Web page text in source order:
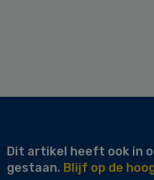
Dit artikel heeft ook in
gestaan. Blijf op de